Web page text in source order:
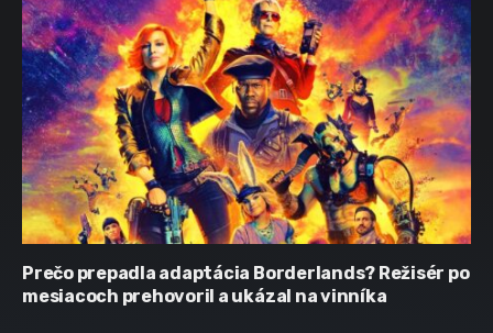
Prečo prepadla adaptácia Borderlands? Režisér po
mesiacoch prehovoril a ukázal na vinníka